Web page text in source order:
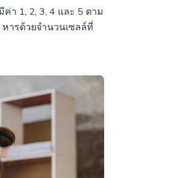
า 1, 2, 3, 4 และ 5 ตาม
ารด้วยจำนวนเซลล์ที่